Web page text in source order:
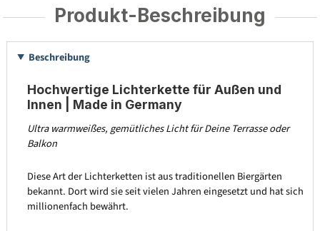
Produkt-Beschreibung
Beschreibung
Hochwertige Lichterkette für Außen und
Innen | Made in Germany
Ultra warmweißes, gemütliches Licht für Deine Terrasse oder
Balkon
Diese Art der Lichterketten ist aus traditionellen Biergärten
bekannt. Dort wird sie seit vielen Jahren eingesetzt und hat sich
millionenfach bewährt.